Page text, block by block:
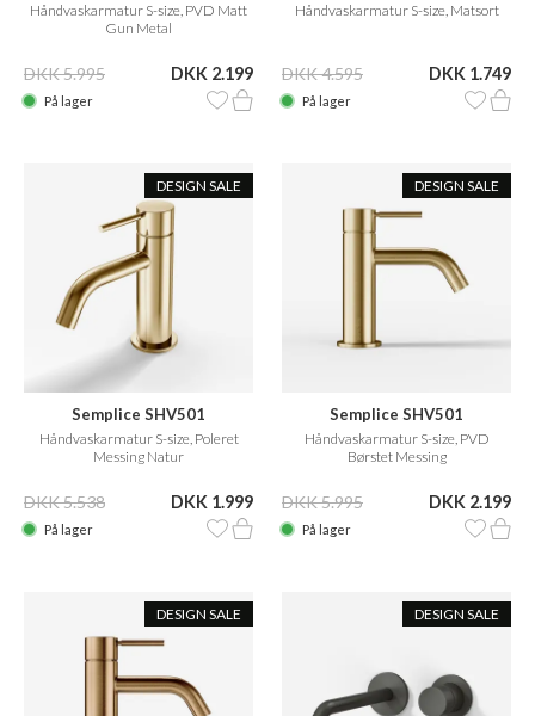
Håndvaskarmatur S-size, PVD Matt
Gun Metal
DKK 5.995 DKK 2.199
På lager
Håndvaskarmatur S-size, Matsort
DKK 4.595 DKK 1.749
På lager
DESIGN SALE
Semplice SHV501
Håndvaskarmatur S-size, Poleret
Messing Natur
DKK 5.538 DKK 1.999
På lager
DESIGN SALE
Semplice SHV501
Håndvaskarmatur S-size, PVD
Børstet Messing
DKK 5.995 DKK 2.199
På lager
DESIGN SALE DESIGN SALE